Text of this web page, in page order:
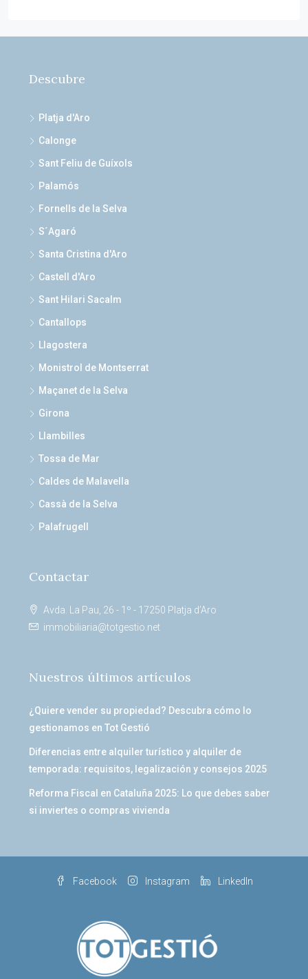
Descubre
Platja d'Aro
Calonge
Sant Feliu de Guíxols
Palamós
Fornells de la Selva
S´Agaró
Santa Cristina d'Aro
Castell d'Aro
Sant Hilari Sacalm
Cantallops
Llagostera
Monistrol de Montserrat
Maçanet de la Selva
Girona
Llambilles
Tossa de Mar
Caldes de Malavella
Cassà de la Selva
Palafrugell
Contactar
Avda. La Pau, 26 - 1º - 17250 Platja d’Aro
immobiliaria@totgestio.net
Nuestros últimos artículos
¿Quiere vender su propiedad? Descubra cómo lo
gestionamos en Tot Gestió
Diferencias entre alquiler turístico y alquiler de
temporada: requisitos, legalización y consejos 2025
Reforma Fiscal en Cataluña 2025: Lo que debes saber
si inviertes o compras vivienda
Facebook Instagram LinkedIn